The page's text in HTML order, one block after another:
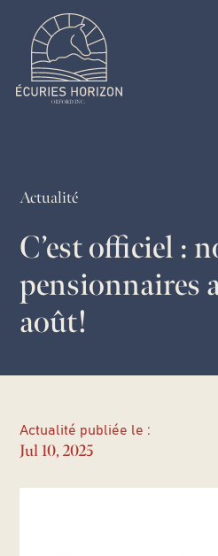
Actualité
C’est officiel :
pensionnaires
août!
Actualité publiée le :
Jul 10, 2025